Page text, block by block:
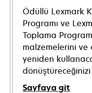
Ödüllü Lexmark
Programı ve
Toplama
malzemelerini ve
yeniden
Sayfaya git